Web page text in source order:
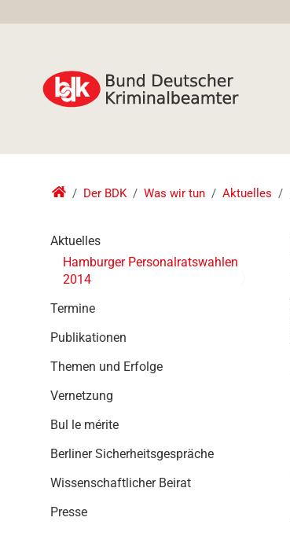
Der BDK Was wir tun Aktuelles
Aktuelles
Hamburger Personalratswahlen
2014
Termine
Publikationen
Themen und Erfolge
Vernetzung
Bul le mérite
Berliner Sicherheitsgespräche
Wissenschaftlicher Beirat
Presse